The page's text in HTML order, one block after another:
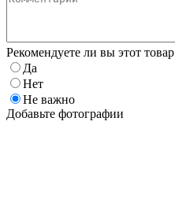
Рекомендуете ли вы этот товар
Да
Нет
Не важно
Добавьте фотографии